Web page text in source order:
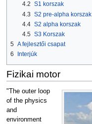
4.2 S1 korszak
4.3 S2 pre-alpha korszak
4.4 S2 alpha korszak
4.5 S3 Korszak
5 A fejlesztői csapat
6
Interjúk
Fizikai motor
"The outer loop
of the physics
and
environment